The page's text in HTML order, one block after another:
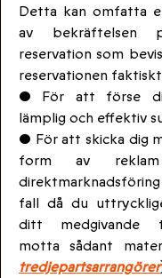
Detta kan omfatta
av bekräftelsen
reservation som
reservationen
• För att förse
lämplig och effektiv
• För att skicka dig
form av
fall då du
ditt
motta sådant
tredjepartsarrangörer